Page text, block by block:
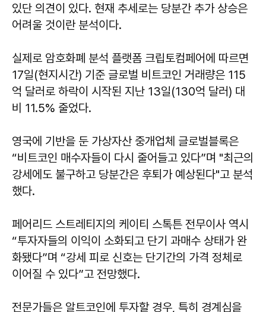
있단 의견이 있다. 현재 추세로는 당분간 추가 상승은
어려울 것이란 분석이다.
실제로 암호화폐 분석 플랫폼 크립토컴페어에 따르면
17일(현지시간) 기준 글로벌 비트코인 거래량은 115
억 달러로 하락이 시작된 지난 13일(130억 달러) 대
비 11.5% 줄었다.
영국에 기반을 둔 가상자산 중개업체 글로벌블록은
“비트코인 매수자들이 다시 줄어들고 있다”며 "최근의
강세에도 불구하고 당분간은 후퇴가 예상된다"고 분석
했다.
페어리드 스트레티지의 케이티 스톡튼 전무이사 역시
“투자자들의 이익이 소화되고 단기 과매수 상태가 완
화됐다”며 “강세 피로 신호는 단기간의 가격 정체로
이어질 수 있다”고 전망했다.
전문가들은 알트코인에 투자할 경우, 특히 경계심을